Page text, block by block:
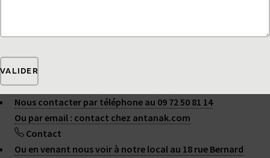
VALIDER
Mastodon
Nous contacter par téléphone au 09 72 50 81 14
Ou par email : contact chez antanak.com
Contact
Ou en venant nous voir à notre local au 18 rue Bernard